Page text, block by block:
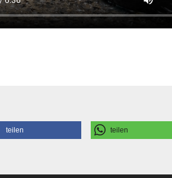
teilen teilen